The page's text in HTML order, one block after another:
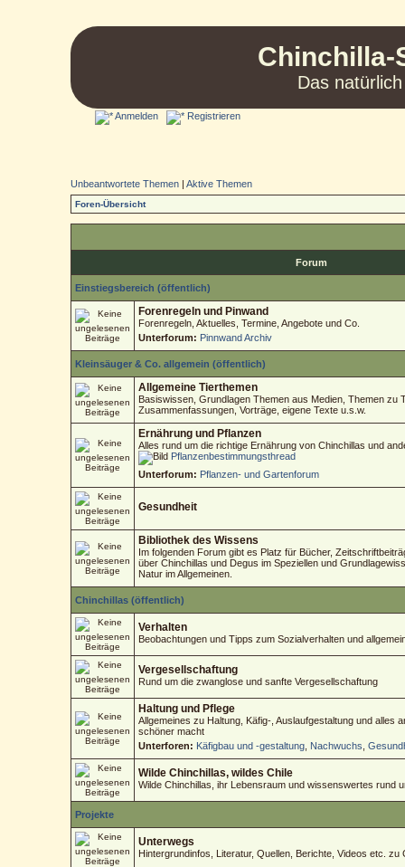
Chinchilla-
Das
Anmelden Registrieren
Unbeantwortete Themen |Aktive Themen
Foren-Übersicht
Forum
Einstiegsbereich (öffentlich)
Forenregeln und Pinwand
Forenregeln, Aktuelles, Termine, Angebote und Co.
Unterforum: Pinnwand Archiv
Kleinsäuger & Co. allgemein (öffentlich)
Allgemeine Tierthemen
Basiswissen, Grundlagen Themen aus Medien, Themen zu
Zusammenfassungen, Vorträge, eigene Texte u.s.w.
Ernährung und Pflanzen
Alles rund um die richtige Ernährung von Chinchillas und
Pflanzenbestimmungsthread
Unterforum: Pflanzen- und Gartenforum
Gesundheit
Bibliothek des Wissens
Im folgenden Forum gibt es Platz für Bücher,
über Chinchillas und Degus im Speziellen und
Natur im Allgemeinen.
Chinchillas (öffentlich)
Verhalten
Beobachtungen und Tipps zum Sozialverhalten und
Vergesellschaftung
Rund um die zwanglose und sanfte Vergesellschaftung
Haltung und Pflege
Allgemeines zu Haltung, Käfig-, Auslaufgestaltung und alles
schöner macht
Unterforen: Käfigbau und -gestaltung Nachwuchs ,
Wilde Chinchillas, wildes Chile
Wilde Chinchillas, ihr Lebensraum und wissenswertes rund
Projekte
Unterwegs
Hintergrundinfos, Literatur, Quellen, Berichte, Videos etc. zu